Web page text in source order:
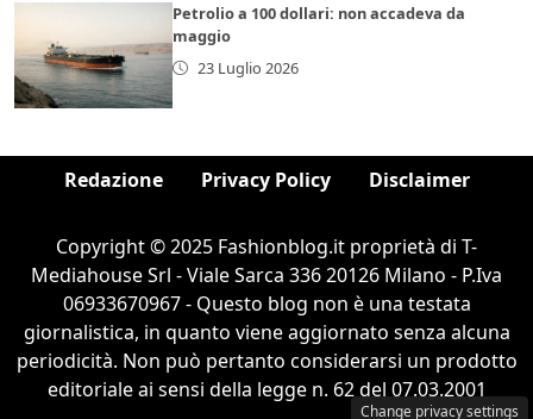
Petrolio a 100 dollari: non accadeva da
maggio
23 Luglio 2026
Redazione Privacy Policy Disclaimer
Copyright © 2025 Fashionblog.it proprietà di T-
Mediahouse Srl - Viale Sarca 336 20126 Milano - P.Iva
06933670967 - Questo blog non è una testata
giornalistica, in quanto viene aggiornato senza alcuna
periodicità. Non può pertanto considerarsi un prodotto
editoriale ai sensi della legge n. 62 del 07.03.2001
Change privacy settings